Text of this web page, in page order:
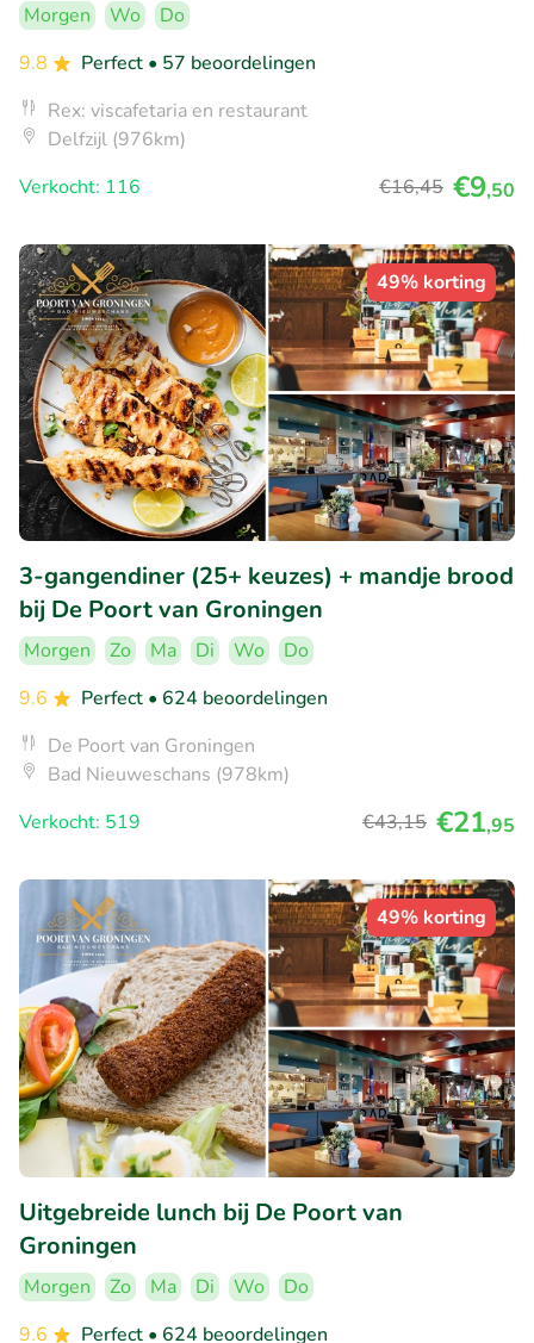
Morgen Wo
Do
9.8
Perfect • 57 beoordelingen
Rex: viscafetaria en restaurant
Delfzijl (976km)
Verkocht: 116
€16,45 €9,50
49% korting
3-gangendiner (25+ keuzes) + mandje brood
bij De Poort van Groningen
Morgen Zo Ma Di Wo
Do
9.6
Perfect • 624 beoordelingen
De Poort van Groningen
Bad Nieuweschans (978km)
Verkocht: 519
€43,15 €21,95
49% korting
Uitgebreide lunch bij De Poort van
Groningen
Morgen Zo Ma Di Wo
Do
9.6
Perfect • 624 beoordelingen